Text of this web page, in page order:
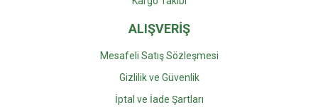
ALIŞVERİŞ
Mesafeli Satış Sözleşmesi
Gizlilik ve Güvenlik
İptal ve İade Şartları